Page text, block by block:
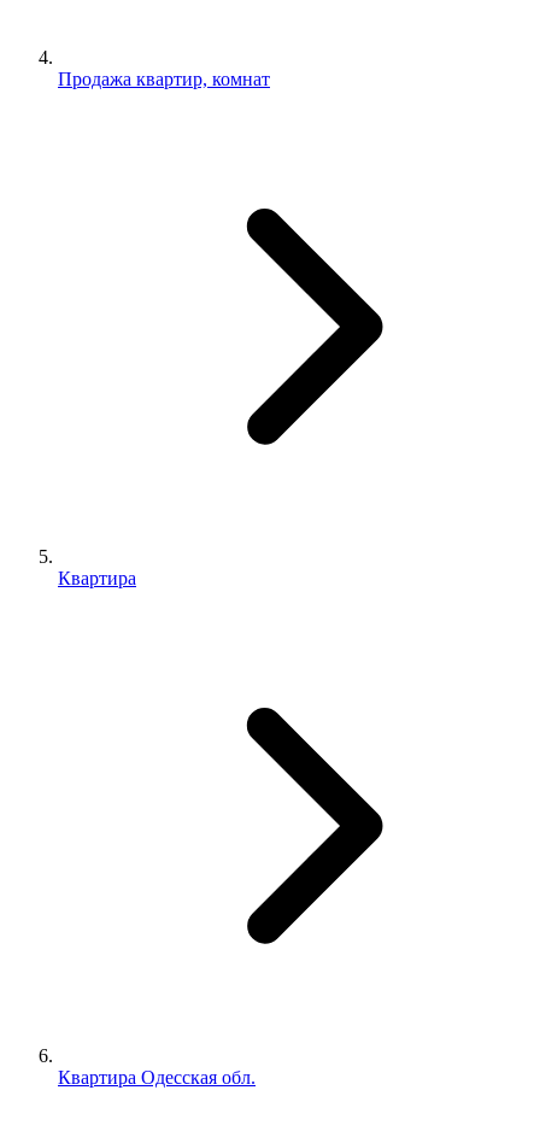
Продажа квартир, комнат
Квартира
Квартира Одесская обл.